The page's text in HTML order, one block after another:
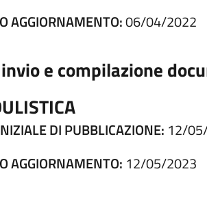
AGGIORNAMENTO:06/04/2022
e compilazione
DI PUBBLICAZIONE: 12/
AGGIORNAMENTO: 12/05/2023